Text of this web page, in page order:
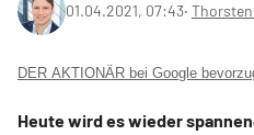
01.04.2021, 07:43‧
DER AKTIONÄR bei Google
Heute wird es wieder